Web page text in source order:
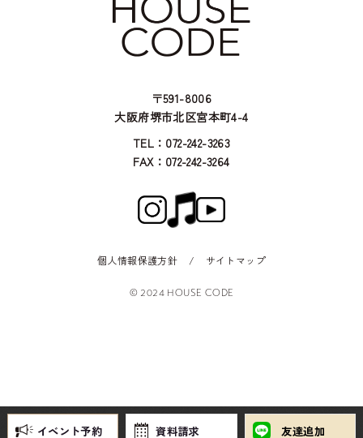
〒591-8006
大阪府堺市北区宮本町4-4
TEL：072-242-3263
FAX：072-242-3264
個人情報保護方針 / サイトマップ
© 2024 HOUSE CODE
イベント予約 資料請求 友達追加